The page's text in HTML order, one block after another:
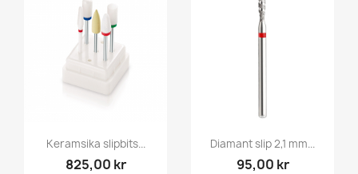
Keramsika slipbits...
825,00 kr
Diamant slip 2,1 mm...
95,00 kr